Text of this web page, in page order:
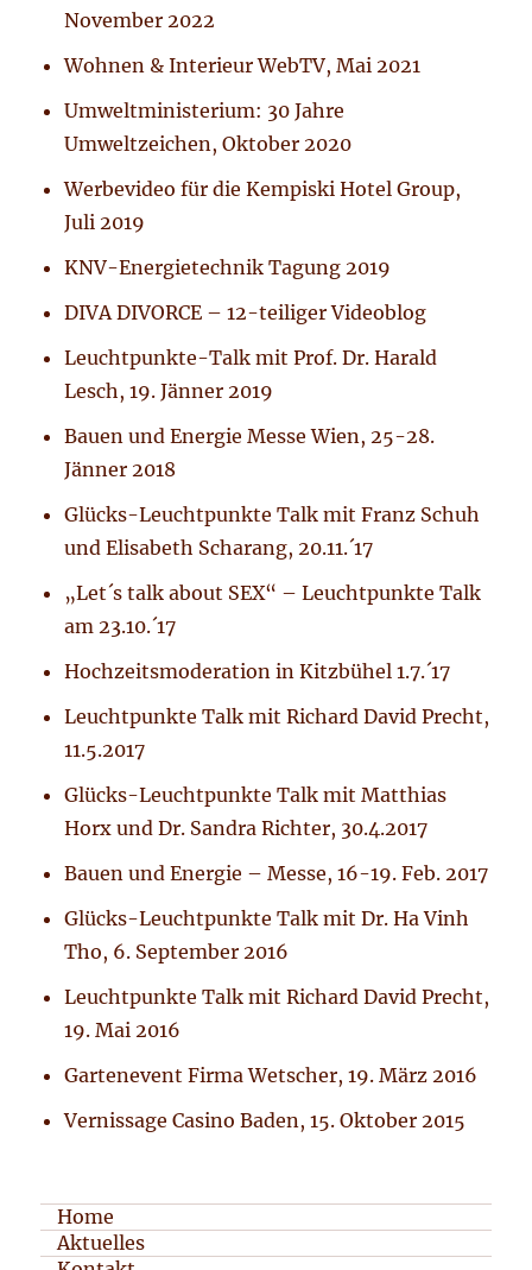
November 2022
Wohnen & Interieur WebTV, Mai 2021
Umweltministerium: 30 Jahre
Umweltzeichen, Oktober 2020
Werbevideo für die Kempiski Hotel Group,
Juli 2019
KNV-Energietechnik Tagung 2019
DIVA DIVORCE – 12-teiliger Videoblog
Leuchtpunkte-Talk mit Prof. Dr. Harald
Lesch, 19. Jänner 2019
Bauen und Energie Messe Wien, 25-28.
Jänner 2018
Glücks-Leuchtpunkte Talk mit Franz Schuh
und Elisabeth Scharang, 20.11.´17
„Let´s talk about SEX“ – Leuchtpunkte Talk
am 23.10.´17
Hochzeitsmoderation in Kitzbühel 1.7.´17
Leuchtpunkte Talk mit Richard David Precht,
11.5.2017
Glücks-Leuchtpunkte Talk mit Matthias
Horx und Dr. Sandra Richter, 30.4.2017
Bauen und Energie – Messe, 16-19. Feb. 2017
Glücks-Leuchtpunkte Talk mit Dr. Ha Vinh
Tho, 6. September 2016
Leuchtpunkte Talk mit Richard David Precht,
19. Mai 2016
Gartenevent Firma Wetscher, 19. März 2016
Vernissage Casino Baden, 15. Oktober 2015
Home
Aktuelles